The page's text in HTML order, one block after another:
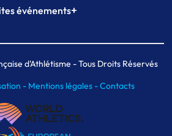
Formation
événements+
de Paris indoor
Ekiden de Paris
d'Athlétisme - Tous Droits Réservés
- Mentions légales -Contacts